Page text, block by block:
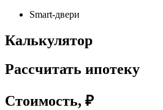
Smart-двери
Калькулятор
Рассчитать ипотеку
Стоимость, ₽